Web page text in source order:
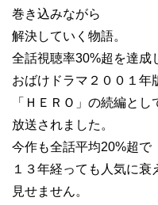
巻き込みながら
解決していく物語。
全話視聴率30%超を達成
おばけドラマ２００１年
「ＨＥＲＯ」の続編とし
放送されました。
今作も全話平均20%超で
１３年経っても人気に衰
見せません。